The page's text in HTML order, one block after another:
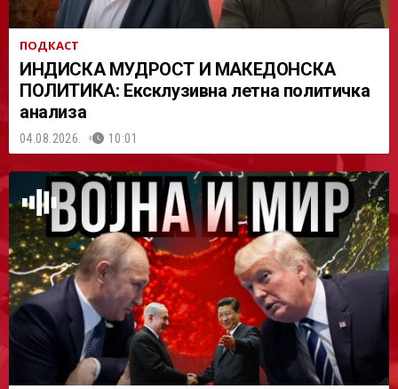
ПОДКАСТ
ИНДИСКА МУДРОСТ И МАКЕДОНСКА
ПОЛИТИКА: Ексклузивна летна политичка
анализа
04.08.2026. 10:01